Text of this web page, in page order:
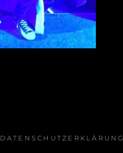
DATENSCHUTZERKLÄRUNG